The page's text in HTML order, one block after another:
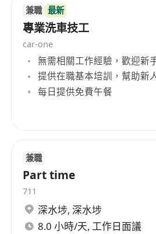
- 将品牌核心价值观具象化为
装饰细节、员工互动方式）。
三、任职要求
- 学历与经验：
- 本科及以上学历，商务管理/
相关专业优先；
- 5 年以上高端零售/酒店/会所
- 语言能力：
- 精通粤语、英语，普通话流利
兼職 最新
專業洗車技工
car-one
無需相關工作經驗，歡迎新
提供在職基本培訓，幫助新
每日提供免費午餐
兼職
Part time
711
深水埗, 深水埗
8.0 小時/天, 工作日面議